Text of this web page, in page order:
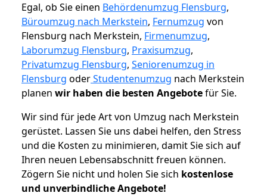
Egal, ob Sie einen Behördenumzug Flensburg,
Büroumzug nach Merkstein, Fernumzug von
Flensburg nach Merkstein, Firmenumzug,
Laborumzug Flensburg, Praxisumzug,
Privatumzug Flensburg, Seniorenumzug in
Flensburg oderStudentenumzug nach Merkstein
planen wir haben die besten Angebotefür Sie.
Wir sind für jede Art von Umzug nach Merkstein
gerüstet. Lassen Sie uns dabei helfen, den Stress
und die Kosten zu minimieren, damit Sie sich auf
Ihren neuen Lebensabschnitt freuen können.
Zögern Sie nicht und holen Sie sich kostenlose
und unverbindliche Angebote!